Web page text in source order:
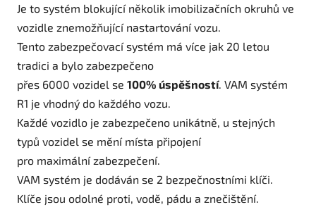
Je to systém blokující několik imobilizačních okruhů ve
vozidle znemožňující nastartování vozu.
Tento zabezpečovací systém má více jak 20 letou
tradici a bylo zabezpečeno
přes 6000 vozidel se 100% úspěšností. VAM systém
R1 je vhodný do každého vozu.
Každé vozidlo je zabezpečeno unikátně, u stejných
typů vozidel se mění místa připojení
pro maximální zabezpečení.
VAM systém je dodáván se 2 bezpečnostními klíči.
Klíče jsou odolné proti, vodě, pádu a znečištění.